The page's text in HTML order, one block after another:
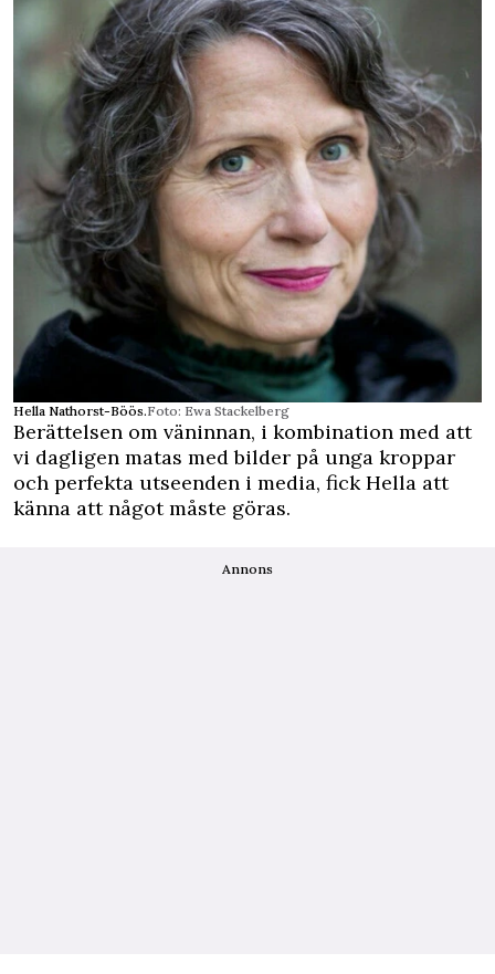
Hella Nathorst-Böös.Foto: Ewa Stackelberg
Berättelsen om väninnan, i kombination med att
vi dagligen matas med bilder på unga kroppar
och perfekta utseenden i media, fick Hella att
känna att något måste göras.
Annons